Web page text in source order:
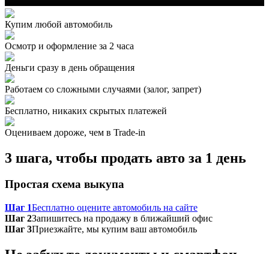
Купим любой автомобиль
Осмотр и оформление за 2 часа
Деньги сразу в день обращения
Работаем со сложными случаями (залог, запрет)
Бесплатно, никаких скрытых платежей
Оцениваем дороже, чем в Trade‑in
3 шага, чтобы продать авто за 1 день
Простая схема выкупа
Шаг 1Бесплатно оцените автомобиль на сайте
Шаг 2Запишитесь на продажу в ближайший офис
Шаг 3Приезжайте, мы купим ваш автомобиль